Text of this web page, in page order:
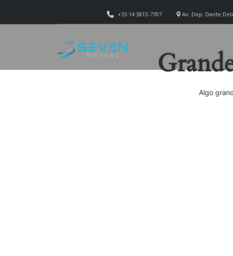
Av. Dep. Dante
+55 14 3813-7707
Algo